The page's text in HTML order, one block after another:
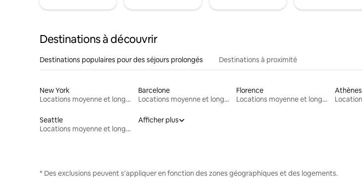
Destinations à découvrir
Destinations populaires pour des séjours prolongés Destinations à proximité
New York
Locations moyenne et longue durée
Barcelone
Locations moyenne et longue durée
Florence
Locations moyenne et longue durée
Athènes
Seattle
Locations moyenne et longue durée
Afficher plus
* Des exclusions peuvent s'appliquer en fonction des zones géographiques et des logements.